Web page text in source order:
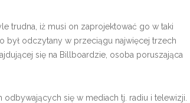
trudna, iż musi on zaprojektować go w taki
był odczytany w przeciągu najwięcej trzech
się na Billboardzie, osoba poruszająca
się w mediach tj. radiu i telewizji.